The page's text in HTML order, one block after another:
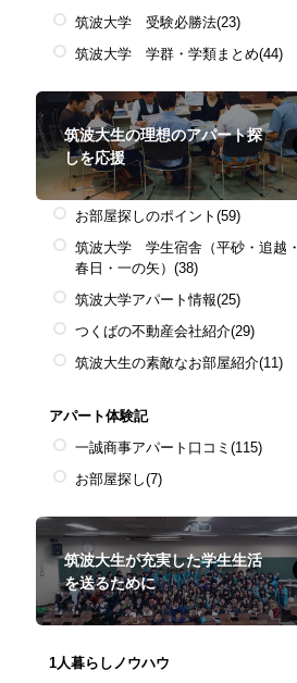
筑波大学 受験必勝法(23)
筑波大学 学群・学類まとめ(44)
筑波大生の理想のアパート探
しを応援
お部屋探しのポイント (59)
筑波大学 学生宿舎（平砂・追越・
春日・一の矢） (38)
筑波大学アパート情報(25)
つくばの不動産会社紹介(29)
筑波大生の素敵なお部屋紹介(11)
アパート体験記
一誠商事アパート口コミ (115)
お部屋探し(7)
筑波大生が充実した学生生活
を送るために
1人暮らしノウハウ